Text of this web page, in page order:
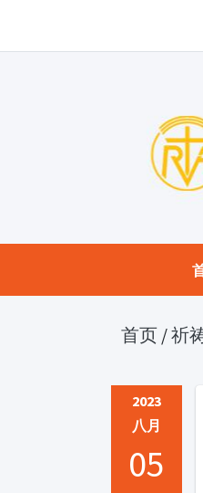
首页 /祈
2023
八月
05